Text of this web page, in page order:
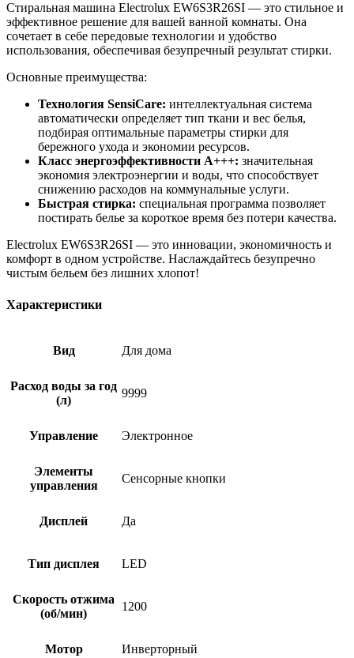
Стиральная машина Electrolux EW6S3R26SI — это стильное и
эффективное решение для вашей ванной комнаты. Она
сочетает в себе передовые технологии и удобство
использования, обеспечивая безупречный результат стирки.
Основные преимущества:
Технология SensiCare: интеллектуальная система
автоматически определяет тип ткани и вес белья,
подбирая оптимальные параметры стирки для
бережного ухода и экономии ресурсов.
Класс энергоэффективности A+++: значительная
экономия электроэнергии и воды, что способствует
снижению расходов на коммунальные услуги.
Быстрая стирка: специальная программа позволяет
постирать белье за короткое время без потери качества.
Electrolux EW6S3R26SI — это инновации, экономичность и
комфорт в одном устройстве. Наслаждайтесь безупречно
чистым бельем без лишних хлопот!
Характеристики
Вид Для дома
Расход воды за год
(л)
9999
Управление Электронное
Элементы
управления
Сенсорные кнопки
Дисплей Да
Тип дисплея LED
Скорость отжима
(об/мин)
1200
Мотор Инверторный